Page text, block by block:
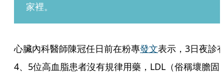
家裡。
心臟內科醫師陳冠任日前在粉專發文表示，3日夜診
4、5位高血脂患者沒有規律用藥，LDL（俗稱壞膽固